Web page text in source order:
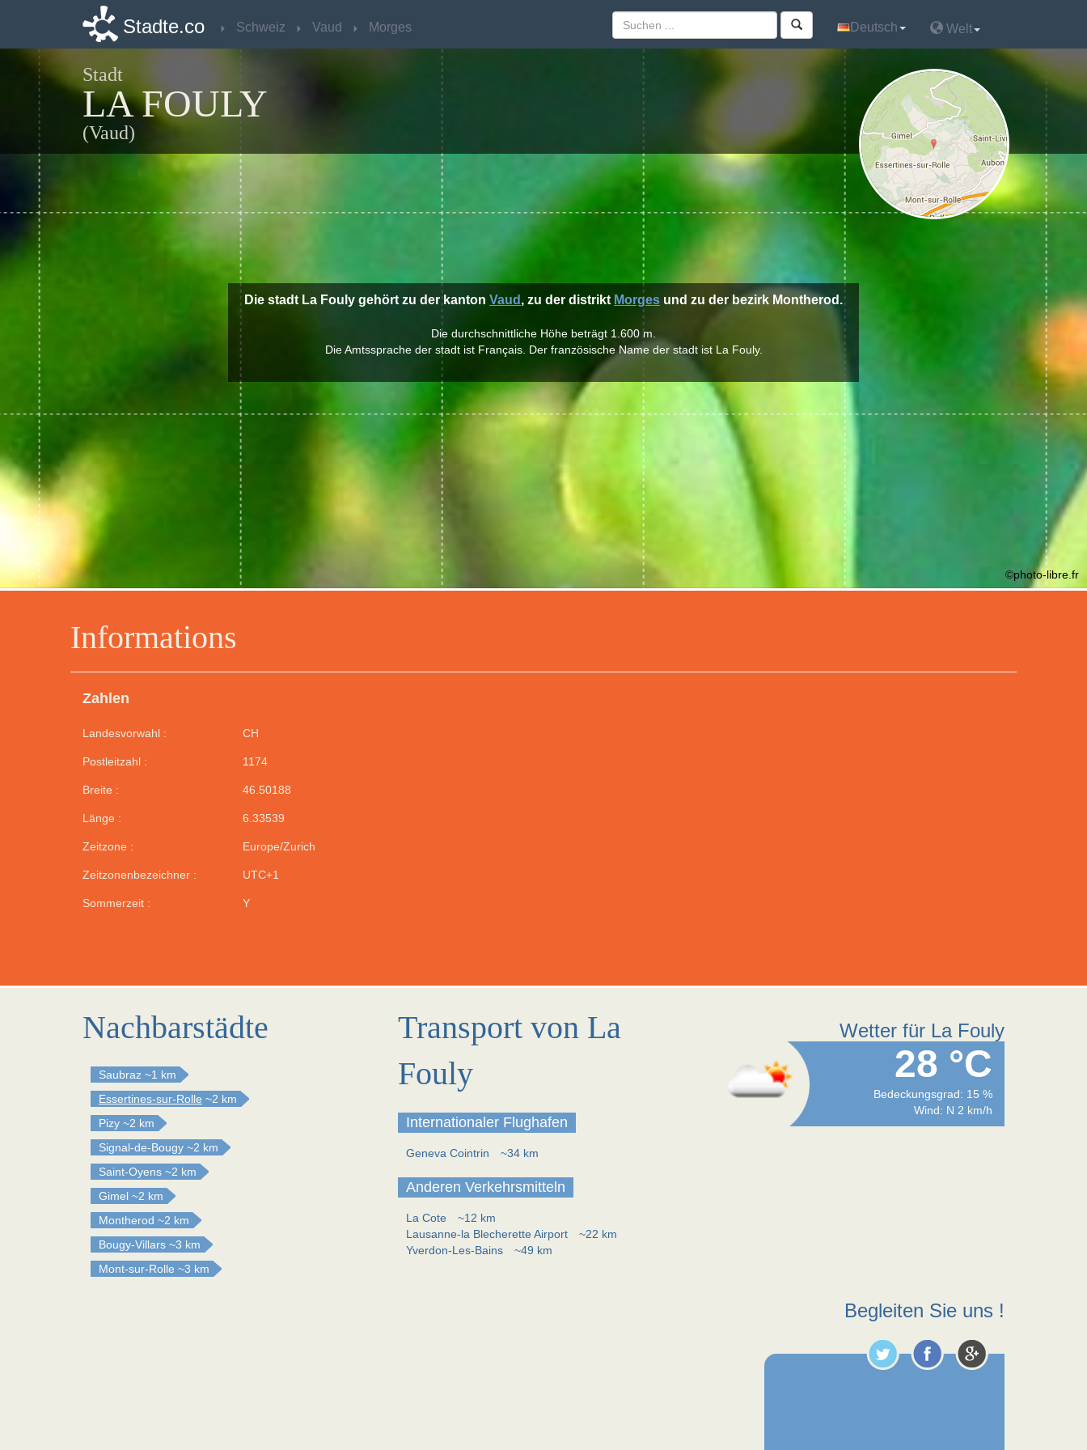
Stadte.co Schweiz Vaud Morges Deutsch Welt
Stadt
LA FOULY
(Vaud)
Informations
Zahlen
Landesvorwahl : CH
Postleitzahl : 1174
Breite : 46.50188
Länge : 6.33539
Zeitzone : Europe/Zurich
Zeitzonenbezeichner : UTC+1
Sommerzeit : Y
Die stadt La Fouly gehört zu der kanton Vaud , zu der distrikt Morges und zu der bezirk Montherod.
Die durchschnittliche Höhe beträgt 1.600 m.
Die Amtssprache der stadt ist Français. Der französische Name der stadt ist La Fouly.
©photo-libre.fr
Nachbarstädte
Saubraz ~1 km
Essertines-sur-Rolle ~2 km
Pizy ~2 km
Signal-de-Bougy ~2 km
Saint-Oyens ~2 km
Gimel ~2 km
Montherod ~2 km
Bougy-Villars ~3 km
Mont-sur-Rolle ~3 km
Transport von La
Fouly
Internationaler Flughafen
Geneva Cointrin ~34 km
Anderen Verkehrsmitteln
La Cote
~12 km
Lausanne-la Blecherette Airport
~22 km
Yverdon-Les-Bains
~49 km
Wetter für La Fouly
28 °C
Bedeckungsgrad: 15 %
Wind: N 2 km/h
Begleiten Sie uns !
Stadte.co Schweiz Vaud Morges Deutsch Welt